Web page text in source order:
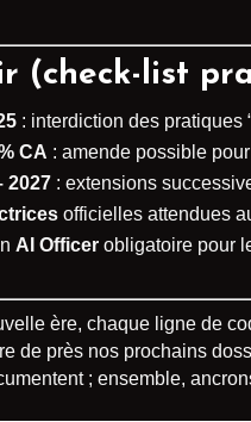
(check-list
: interdiction des pratiques
CA : amende possible
2027 : extensions
officielles attendues
AI Officer obligatoire pour
ère, chaque ligne de
de près nos prochains
; ensemble,